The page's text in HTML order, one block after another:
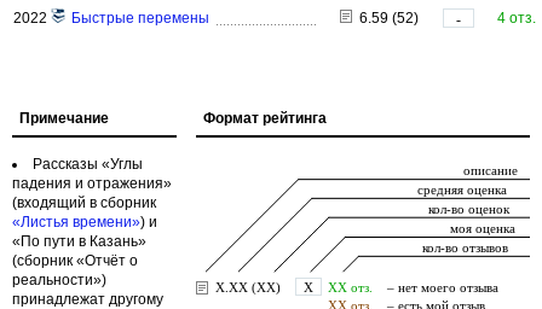
2022
Быстрые перемены 6.59 (52) - 4 отз.
Формат рейтинга
Примечание
Рассказы «Углы
падения и отражения»
(входящий в сборник
«Листья времени») и
«По пути в Казань»
(сборник «Отчёт о
реальности»)
принадлежат другому